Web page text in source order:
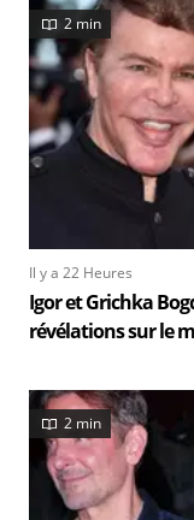
2 min
Il y a 22 Heures
Igor et Grichka
révélations sur le
2 min